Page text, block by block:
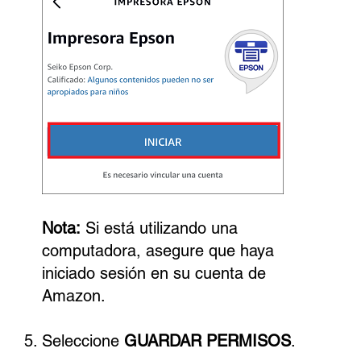
Nota: Si está utilizando una
computadora, asegure que haya
iniciado sesión en su cuenta de
Amazon.
Seleccione GUARDAR PERMISOS.